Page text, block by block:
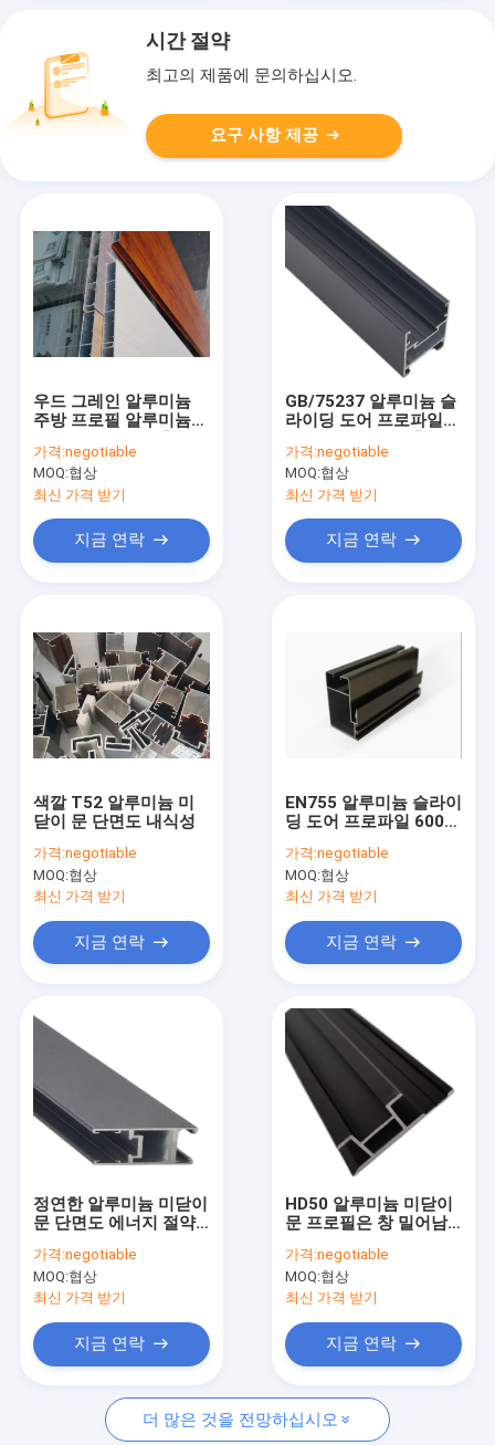
제품
공장 견학
조회를 요청하다
알루미늄 압출 프로파일
알루미늄 창 프로필
시간 절약
최고의 제품에 문의하십시오.
요구 사항 제공
우드 그레인 알루미늄
주방 프로필 알루미늄
가격:negotiable
MOQ:협상
최신 가격 받기
지금 연락
GB/75237 알루미늄 슬
라이딩 도어 프로파일
가격:negotiable
MOQ:협상
최신 가격 받기
지금 연락
색깔 T52 알루미늄 미
닫이 문 단면도 내식성
가격:negotiable
MOQ:협상
최신 가격 받기
지금 연락
EN755 알루미늄 슬라이
딩 도어 프로파일 6000
가격:negotiable
MOQ:협상
최신 가격 받기
지금 연락
정연한 알루미늄 미닫이
문 단면도 에너지 절약
가격:negotiable
MOQ:협상
최신 가격 받기
지금 연락
HD50 알루미늄 미닫이
문 프로필은 창 밀어남
가격:negotiable
MOQ:협상
최신 가격 받기
지금 연락
더 많은 것을 전망하십시오